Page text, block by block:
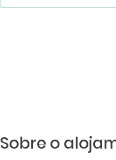
Sobre o